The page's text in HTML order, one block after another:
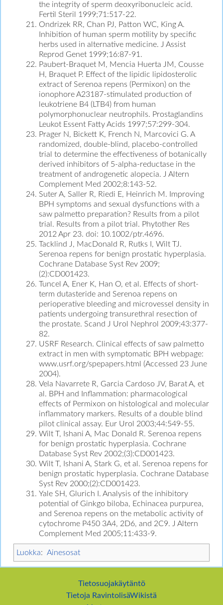
the integrity of sperm deoxyribonucleic acid.
Fertil Steril 1999;71:517-22.
Ondrizek RR, Chan PJ, Patton WC, King A.
Inhibition of human sperm motility by specific
herbs used in alternative medicine. J Assist
Reprod Genet 1999;16:87-91.
Paubert-Braquet M, Mencia Huerta JM, Cousse
H, Braquet P. Effect of the lipidic lipidosterolic
extract of Serenoa repens (Permixon) on the
ionophore A23187-stimulated production of
leukotriene B4 (LTB4) from human
polymorphonuclear neutrophils. Prostaglandins
Leukot Essent Fatty Acids 1997;57:299-304.
Prager N, Bickett K, French N, Marcovici G. A
randomized, double-blind, placebo-controlled
trial to determine the effectiveness of botanically
derived inhibitors of 5-alpha-reductase in the
treatment of androgenetic alopecia. J Altern
Complement Med 2002;8:143-52.
Suter A, Saller R, Riedi E, Heinrich M. Improving
BPH symptoms and sexual dysfunctions with a
saw palmetto preparation? Results from a pilot
trial. Results from a pilot trial. Phytother Res
2012 Apr 23. doi: 10.1002/ptr.4696.
Tacklind J, MacDonald R, Rutks I, Wilt TJ.
Serenoa repens for benign prostatic hyperplasia.
Cochrane Database Syst Rev 2009;
(2):CD001423.
Tuncel A, Ener K, Han O, et al. Effects of short-
term dutasteride and Serenoa repens on
perioperative bleeding and microvessel density in
patients undergoing transurethral resection of
the prostate. Scand J Urol Nephrol 2009;43:377-
82.
USRF Research. Clinical effects of saw palmetto
extract in men with symptomatic BPH webpage:
www.usrf.org/spepapers.html (Accessed 23 June
2004).
Vela Navarrete R, Garcia Cardoso JV, Barat A, et
al. BPH and Inflammation: pharmacological
effects of Permixon on histological and molecular
inflammatory markers. Results of a double blind
pilot clinical assay. Eur Urol 2003;44:549-55.
Wilt T, Ishani A, Mac Donald R. Serenoa repens
for benign prostatic hyperplasia. Cochrane
Database Syst Rev 2002;(3):CD001423.
Wilt T, Ishani A, Stark G, et al. Serenoa repens for
benign prostatic hyperplasia. Cochrane Database
Syst Rev 2000;(2):CD001423.
Yale SH, Glurich I. Analysis of the inhibitory
potential of Ginkgo biloba, Echinacea purpurea,
and Serenoa repens on the metabolic activity of
cytochrome P450 3A4, 2D6, and 2C9. J Altern
Complement Med 2005;11:433-9.
Luokka: Ainesosat
Tietosuojakäytäntö
Tietoja RavintolisäWikistä